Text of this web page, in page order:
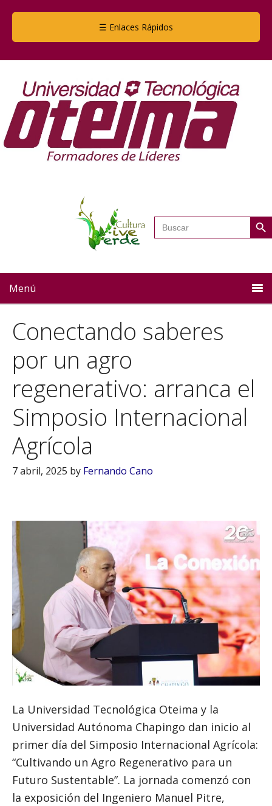
☰ Enlaces Rápidos
Buscar: Botón
Menú
Conectando saberes
por un agro
regenerativo: arranca el
Simposio Internacional
Agrícola
7 abril, 2025 by Fernando Cano
La Universidad Tecnológica Oteima y la
Universidad Autónoma Chapingo dan inicio al
primer día del Simposio Internacional Agrícola:
“Cultivando un Agro Regenerativo para un
Futuro Sustentable”. La jornada comenzó con
la exposición del Ingeniero Manuel Pitre,